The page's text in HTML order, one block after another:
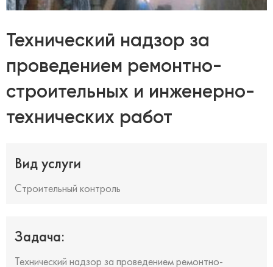
Технический надзор за
проведением ремонтно-
строительных и инженерно-
технических работ
Вид услуги
Строительный контроль
Задача:
Технический надзор за проведением ремонтно-